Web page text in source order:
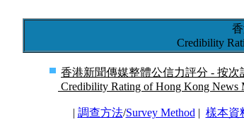
Credibility
香港新聞傳媒整體公信力評分 - 按次
Credibility Rating of Hong Kong News
| 調查方法/Survey Method | 樣本資